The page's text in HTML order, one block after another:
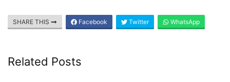
SHARE THIS Facebook Twitter WhatsApp
Related Posts